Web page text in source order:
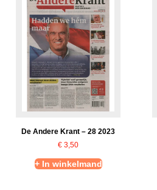
De Andere Krant – 28 2023
€ 3,50
+ In winkelmand